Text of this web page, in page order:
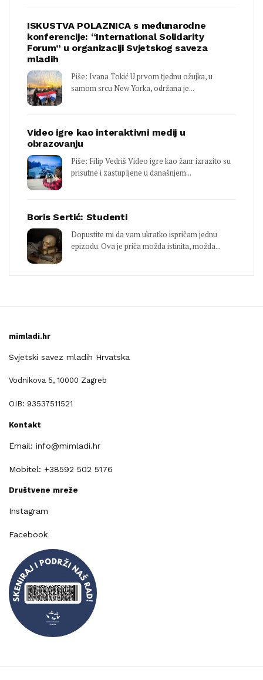
ISKUSTVA POLAZNICA s međunarodne
konferencije: “International Solidarity
Forum” u organizaciji Svjetskog saveza
mladih
Piše: Ivana Tokić U prvom tjednu ožujka, u
samom srcu New Yorka, održana je...
Video igre kao interaktivni medij u
obrazovanju
Piše: Filip Vedriš Video igre kao žanr izrazito su
prisutne i zastupljene u današnjem...
Boris Sertić: Studenti
Dopustite mi da vam ukratko ispričam jednu
epizodu. Ova je priča možda istinita, možda...
mimladi.hr
Svjetski savez mladih Hrvatska
Vodnikova 5, 10000 Zagreb
OIB: 93537511521
Kontakt
Email: info@mimladi.hr
Mobitel: +38592 502 5176
Društvene mreže
Instagram
Facebook